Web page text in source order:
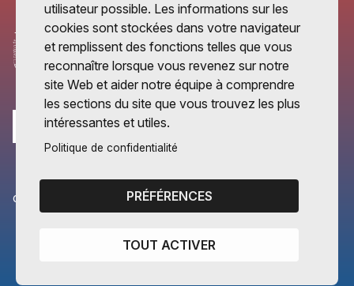
CANTONS PARTENAIRES
Vaud
utilisateur possible. Les informations sur les
cookies sont stockées dans votre navigateur
et remplissent des fonctions telles que vous
reconnaître lorsque vous revenez sur notre
site Web et aider notre équipe à comprendre
les sections du site que vous trouvez les plus
intéressantes et utiles.
Politique de confidentialité
PRÉFÉRENCES
TOUT ACTIVER